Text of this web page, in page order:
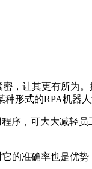
，让其更有所为。
形式的RPA机器人
序，可大大减轻
的准确率也是优